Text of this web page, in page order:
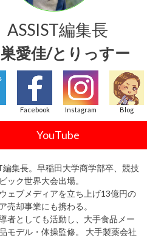
ASSIST編集長
愛佳/とりっすー
Facebook Instagram Blog
YouTube
編集長。早稲田大学商学部卒、競技
ック世界大会出場。
ェブメディアを立ち上げ13億円の
売却事業にも携わる。
者としても活動し、大手食品メー
モデル・体操監修。 大手製薬会社